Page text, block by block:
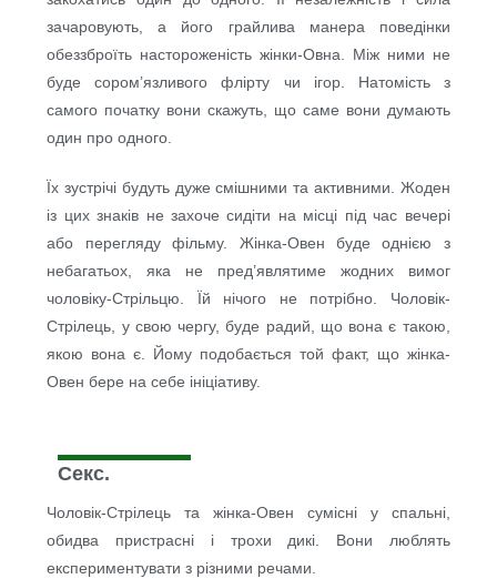
зачаровують, а його грайлива манера поведінки
обеззброїть настороженість жінки-Овна. Між ними не
буде сором’язливого флірту чи ігор. Натомість з
самого початку вони скажуть, що саме вони думають
один про одного.
Їх зустрічі будуть дуже смішними та активними. Жоден
із цих знаків не захоче сидіти на місці під час вечері
або перегляду фільму. Жінка-Овен буде однією з
небагатьох, яка не пред’являтиме жодних вимог
чоловіку-Стрільцю. Їй нічого не потрібно. Чоловік-
Стрілець, у свою чергу, буде радий, що вона є такою,
якою вона є. Йому подобається той факт, що жінка-
Овен бере на себе ініціативу.
Секс.
Чоловік-Стрілець та жінка-Овен сумісні у спальні,
обидва пристрасні і трохи дикі. Вони люблять
експериментувати з різними речами.